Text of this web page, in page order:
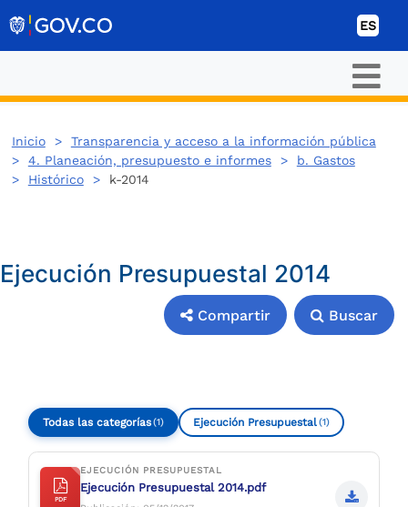
ES
Inicio> Transparencia y acceso a la información pública
> 4. Planeación, presupuesto e informes> b. Gastos
> Histórico> k-2014
Ejecución Presupuestal 2014
Compartir Buscar
Todas las categorías(1) Ejecución Presupuestal(1)
PDF
EJECUCIÓN PRESUPUESTAL
Ejecución Presupuestal 2014.pdf